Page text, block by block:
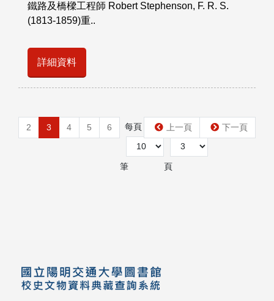
鐵路及橋樑工程師 Robert Stephenson, F. R. S.
(1813-1859)重..
詳細資料
2 3 4 5 6 每頁
筆
第
頁
上一頁 下一頁